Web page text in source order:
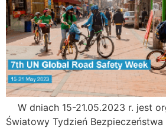
W dniach 15-21.05.2023 r. jest
Światowy Tydzień